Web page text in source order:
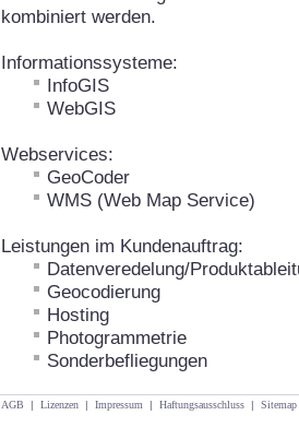
kombiniert werden.
Informationssysteme:
InfoGIS
WebGIS
Webservices:
GeoCoder
WMS (Web Map Service)
Leistungen im Kundenauftrag:
Datenveredelung/
Geocodierung
Hosting
Photogrammetrie
Sonderbefliegungen
AGB | Lizenzen | Impressum | Haftungsausschluss | Sitemap